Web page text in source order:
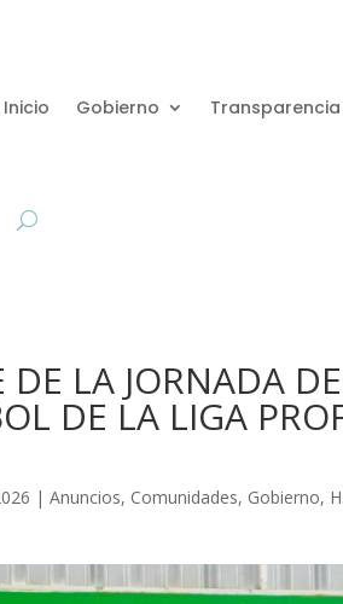
Inicio Gobierno Transparencia
DE LA JORNADA
DE LA LIGA
|Anuncios, Comunidades, Gobierno,